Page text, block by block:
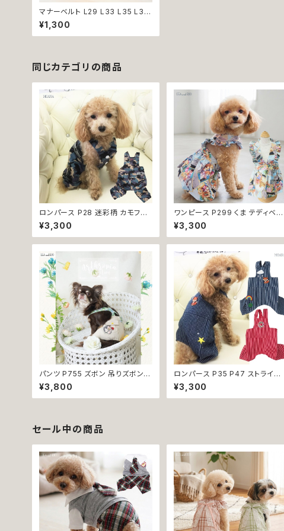
マナーベルト L29 L33 L35 L37
L38 サニタリー ブルー オレンジ
レッド ネイビー スイーツ ドット 水
玉 ドッグ ウェア dog 犬 猫 ペット
¥1,300
同じカテゴリの商品
ロンパース P28 迷彩柄 カモフラ
おしゃれ アーミー 小型犬 犬 猫 ペ
ット 服 犬服 猫服 犬の服 猫の服
ドッグウェア 返品交換不可
¥3,300
ワンピース P299 くま テディベア
スカート ハンドメイド フリル 犬 犬
服 猫 猫服 洋服 ペット dog ドッグ
ウェア おしゃれ かわいい 返品交
¥3,300
パンツ P755 ズボン 吊りズボン
ボトムス 小型犬 犬 猫 ペット 服 犬
服 犬の服 猫服 猫の服 ドッグウェ
ア おしゃれ かわいい お出かけ 返
¥3,800
ロンパース P35 P47 ストライプ
おしゃれ デニム レッド ハンドメイ
ド 小型犬 犬 猫 ペット 服 犬服 猫
服 犬の服 猫の服 ドッグウェア 返
¥3,300
セール中の商品